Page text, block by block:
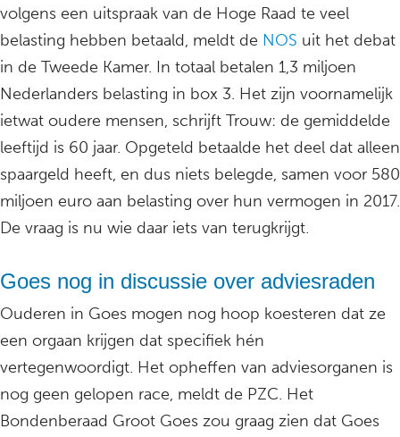
volgens een uitspraak van de Hoge Raad te veel
belasting hebben betaald, meldt de NOS uit het debat
in de Tweede Kamer. In totaal betalen 1,3 miljoen
Nederlanders belasting in box 3. Het zijn voornamelijk
ietwat oudere mensen, schrijft Trouw: de gemiddelde
leeftijd is 60 jaar. Opgeteld betaalde het deel dat alleen
spaargeld heeft, en dus niets belegde, samen voor 580
miljoen euro aan belasting over hun vermogen in 2017.
De vraag is nu wie daar iets van terugkrijgt.
Goes nog in discussie over adviesraden
Ouderen in Goes mogen nog hoop koesteren dat ze
een orgaan krijgen dat specifiek hén
vertegenwoordigt. Het opheffen van adviesorganen is
nog geen gelopen race, meldt de PZC. Het
Bondenberaad Groot Goes zou graag zien dat Goes